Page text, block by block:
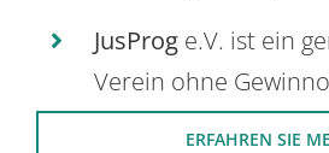
JusProg e.V. ist ein
Verein ohne
ERFAHREN SIE